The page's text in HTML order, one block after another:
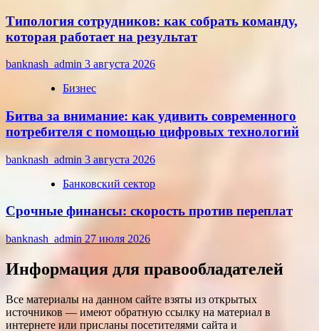
Типология сотрудников: как собрать команду,
которая работает на результат
banknash_admin 3 августа 2026
Бизнес
Битва за внимание: как удивить современного
потребителя с помощью цифровых технологий
banknash_admin 3 августа 2026
Банковский сектор
Срочные финансы: скорость против переплат
banknash_admin 27 июля 2026
Информация для правообладателей
Все материалы на данном сайте взяты из открытых
источников — имеют обратную ссылку на материал в
интернете или присланы посетителями сайта и